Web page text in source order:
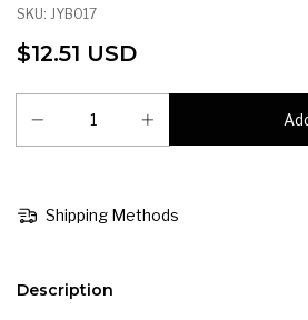
SKU: JYB017
$12.51 USD
Shipping Methods
Description